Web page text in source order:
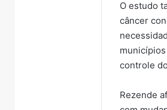
O estudo
câncer
controle
Rezende